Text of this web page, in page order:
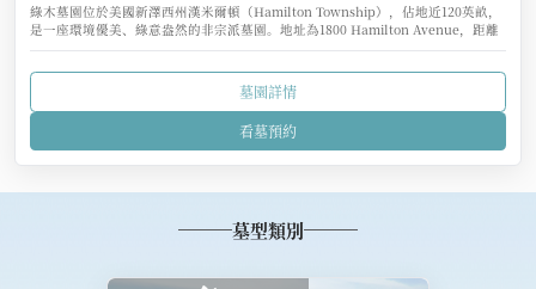
綠木墓園位於美國新澤西州漢米爾頓（Hamilton Township），佔地近120英畝，
是一座環境優美、綠意盎然的非宗派墓園。地址為1800 Hamilton Avenue，距離
州府特倫頓（Trenton）約6英里、紐約市約60英里、費城僅35英里，交通相當便
墓園詳情
看墓預約
墓型類別